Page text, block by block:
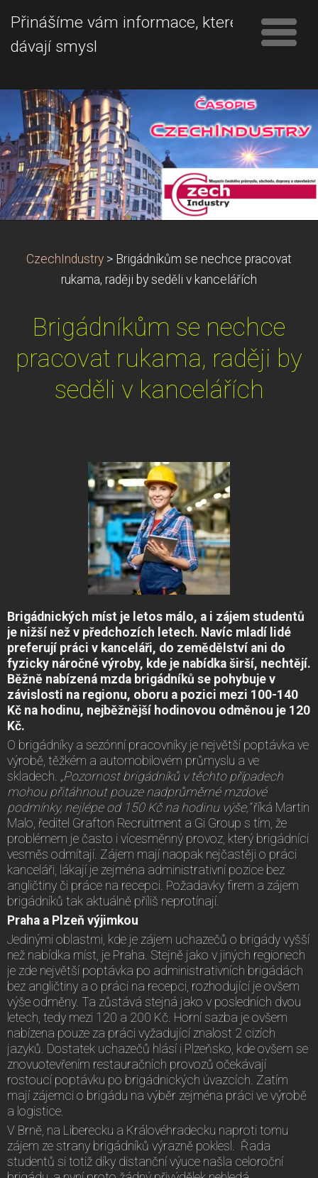
Přinášíme vám informace, které
dávají smysl
CzechIndustry > Brigádníkům se nechce pracovat
rukama, raději by seděli v kancelářích
Brigádníkům se nechce
pracovat rukama, raději by
seděli v kancelářích
Brigádnických míst je letos málo, a i zájem studentů
je nižší než v předchozích letech. Navíc mladí lidé
preferují práci v kanceláři, do zemědělství ani do
fyzicky náročné výroby, kde je nabídka širší, nechtějí.
Běžně nabízená mzda brigádníků se pohybuje v
závislosti na regionu, oboru a pozici mezi 100-140
Kč na hodinu, nejběžnější hodinovou odměnou je 120
Kč.
O brigádníky a sezónní pracovníky je největší poptávka ve
výrobě, těžkém a automobilovém průmyslu a ve
skladech. „Pozornost brigádníků v těchto případech
mohou přitáhnout pouze nadprůměrné mzdové
podmínky, nejlépe od 150 Kč na hodinu výše,“říká Martin
Malo, ředitel Grafton Recruitment a Gi Group s tím, že
problémem je často i vícesměnný provoz, který brigádníci
vesměs odmítají. Zájem mají naopak nejčastěji o práci
kanceláři, lákají je zejména administrativní pozice bez
angličtiny či práce na recepci. Požadavky firem a zájem
brigádníků tak aktuálně příliš neprotínají.
Praha a Plzeň výjimkou
Jedinými oblastmi, kde je zájem uchazečů o brigády vyšší
než nabídka míst, je Praha. Stejně jako v jiných regionech
je zde největší poptávka po administrativních brigádách
bez angličtiny a o práci na recepci, rozhodující je ovšem
výše odměny. Ta zůstává stejná jako v posledních dvou
letech, tedy mezi 120 a 200 Kč. Horní sazba je ovšem
nabízena pouze za práci vyžadující znalost 2 cizích
jazyků. Dostatek uchazečů hlásí i Plzeňsko, kde ovšem se
znovuotevřením restauračních provozů očekávají
rostoucí poptávku po brigádnických úvazcích. Zatím
mají zájemci o brigádu na výběr zejména práci ve výrobě
a logistice.
V Brně, na Liberecku a Královéhradecku naproti tomu
zájem ze strany brigádníků výrazně poklesl. Řada
studentů si totiž díky distanční výuce našla celoroční